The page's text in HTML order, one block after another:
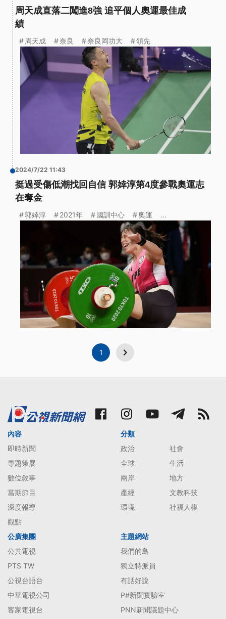
周天成直落二闖進8強 追平個人奧運最佳成
績
周天成 奈良 奈良岡功大 領先
2024/7/22 11:43
挺過受傷低潮找回自信 郭婞淳第4度參戰奧運志
在奪金
郭婞淳 2021年 國訓中心 奧運 ...
1
內容
即時新聞
專題策展
數位敘事
當期節目
深度報導
觀點
分類
政治
社會
全球
生活
兩岸
地方
產經
文教科技
環境
社福人權
公廣集團
公共電視
PTS TW
公視台語台
中華電視公司
客家電視台
主題網站
我們的島
獨立特派員
有話好說
P#新聞實驗室
PNN新聞議題中心